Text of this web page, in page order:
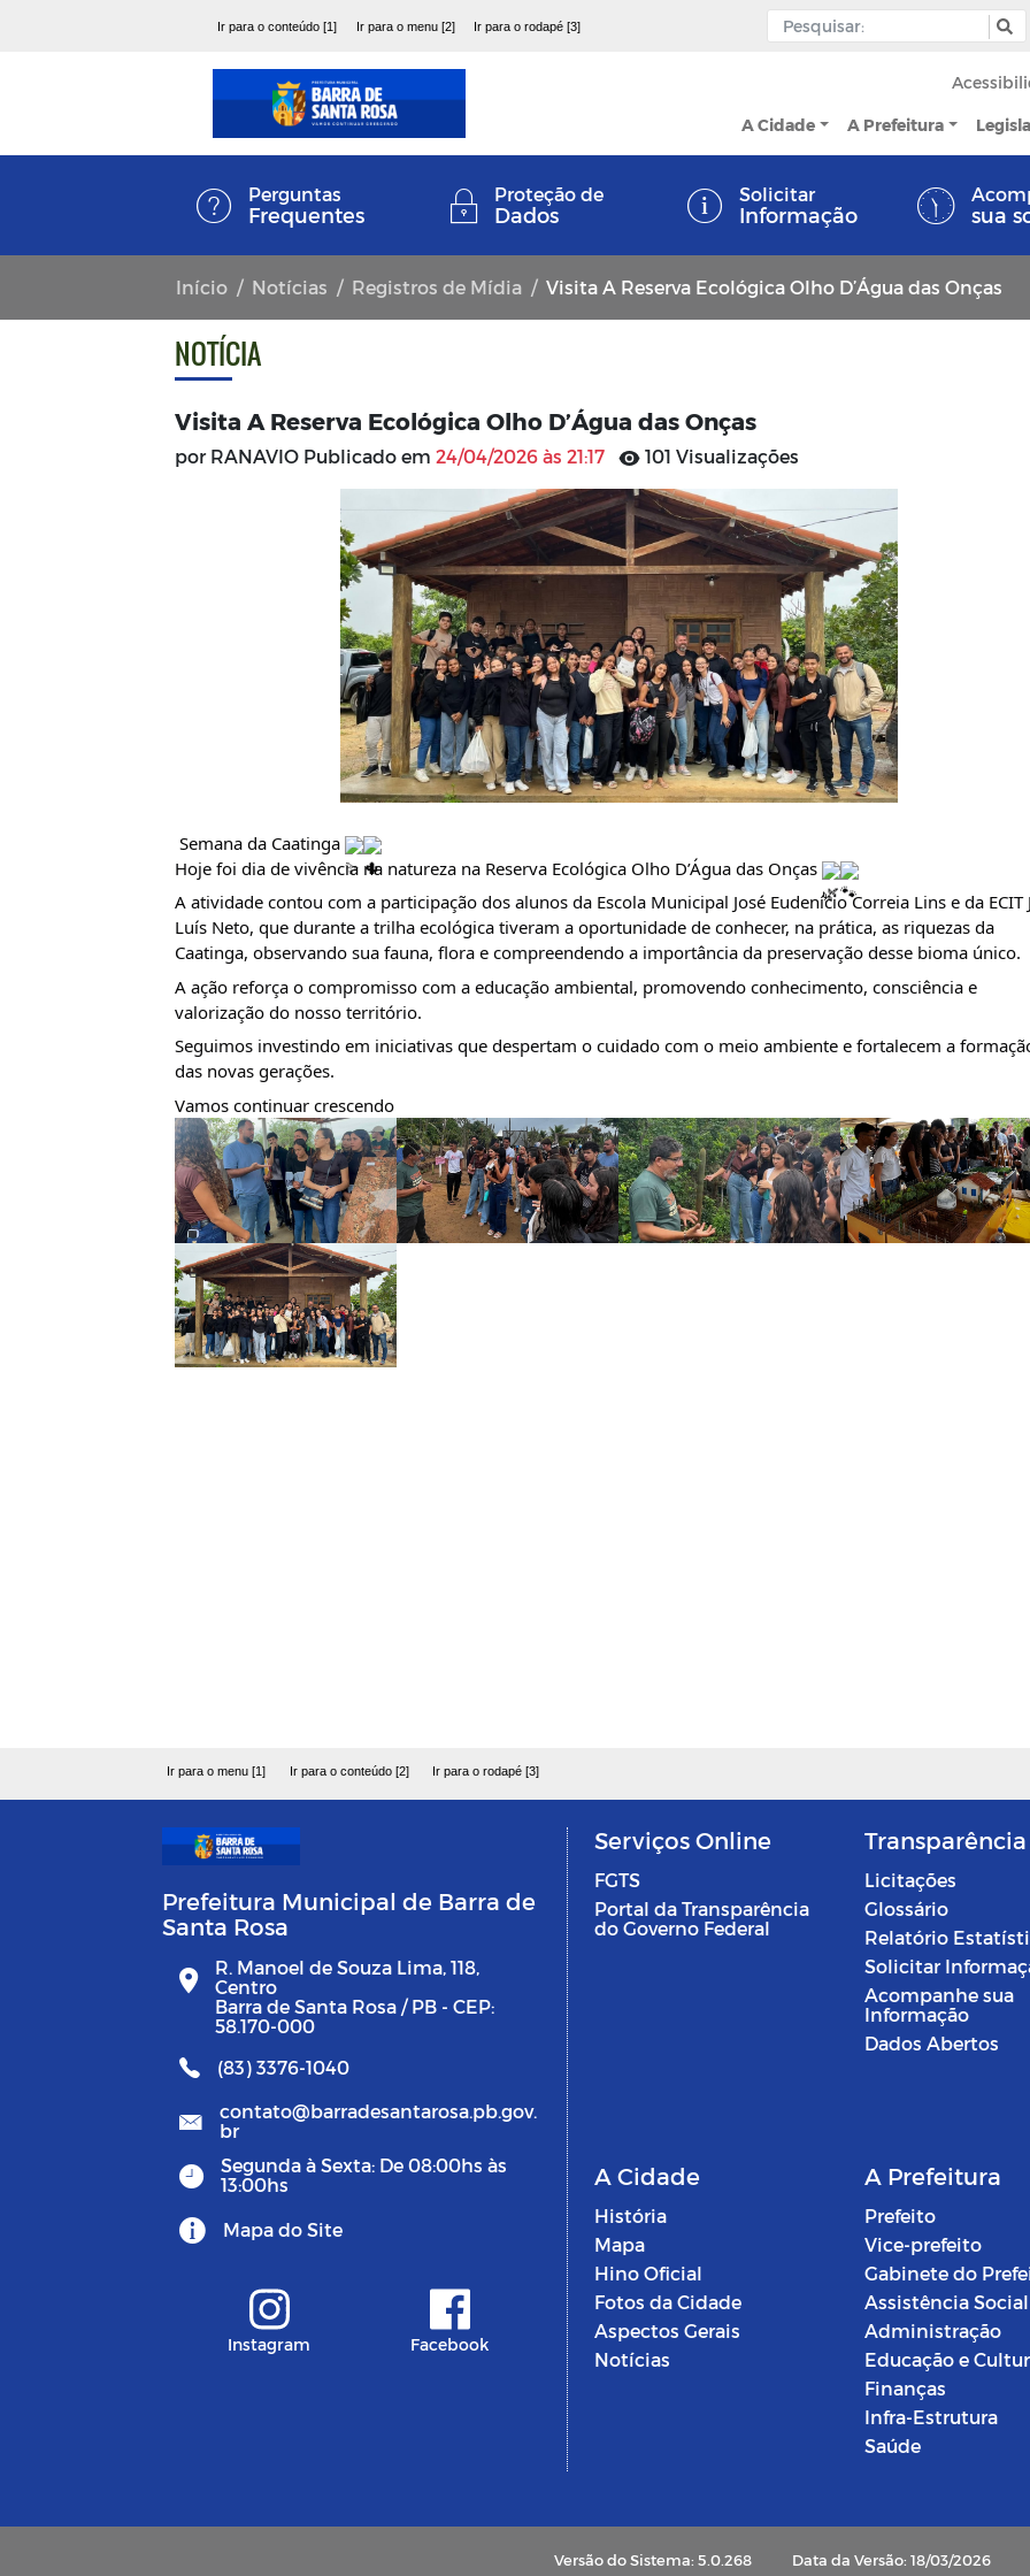
Ir para o conteúdo [1] Ir para o menu [2] Ir para o rodapé [3]
A Cidade A Prefeitura
Perguntas
Frequentes
Proteção de
Dados
Solicitar
Informação sua
Início Notícias Registros de Mídia Visita A Reserva Ecológica Olho D’Água das Onças
NOTÍCIA
Visita A Reserva Ecológica Olho D’Água das Onças
por RANAVIO Publicado em 24/04/2026 às 21:17 101 Visualizações
Semana da Caatinga
Hoje foi dia de vivência na natureza na Reserva Ecológica Olho D’Água das Onças
A atividade contou com a participação dos alunos da Escola Municipal José Eudenício Correia Lins e da ECIT
Luís Neto, que durante a trilha ecológica tiveram a oportunidade de conhecer, na prática, as riquezas da
Caatinga, observando sua fauna, flora e compreendendo a importância da preservação desse bioma único.
A ação reforça o compromisso com a educação ambiental, promovendo conhecimento, consciência e
valorização do nosso território.
Seguimos investindo em iniciativas que despertam o cuidado com o meio ambiente e fortalecem a
das novas gerações.
Vamos continuar crescendo
Ir para o menu [1] Ir para o conteúdo [2] Ir para o rodapé [3]
Prefeitura Municipal de Barra de
Santa Rosa
R. Manoel de Souza Lima, 118,
Centro
Barra de Santa Rosa / PB - CEP:
58.170-000
(83) 3376-1040
contato@barradesantarosa.pb.gov.
br
Segunda à Sexta: De 08:00hs às
13:00hs
Mapa do Site
Instagram Facebook
Serviços Online
FGTS
Portal da Transparência
do Governo Federal
Transparência
Licitações
Glossário
Relatório
Solicitar
Acompanhe sua
Informação
Dados Abertos
A Cidade
História
Mapa
Hino Oficial
Fotos da Cidade
Aspectos Gerais
Notícias
A Prefeitura
Prefeito
Vice-prefeito
Gabinete do
Assistência Social
Administração
Educação e
Finanças
Infra-Estrutura
Saúde
Versão do Sistema: 5.0.268 Data da Versão: 18/03/2026